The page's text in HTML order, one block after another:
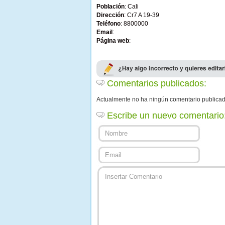
Población: Cali
Dirección: Cr7 A 19-39
Teléfono: 8800000
Email :
Página web:
Comentarios publicados:
Actualmente no ha ningún comentario
Escribe un nuevo